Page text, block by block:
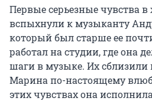
Первые серьезные чувства
вспыхнули к музыканту
который был старше ее
работал на студии, где она
шаги в музыке. Их сблизили
Марина по-настоящему
этих чувствах она